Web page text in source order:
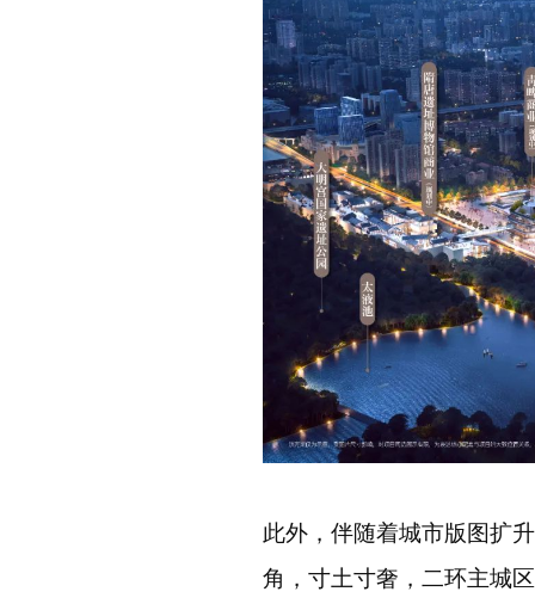
此外，伴随着城市版图扩
角，寸土寸奢，二环主城